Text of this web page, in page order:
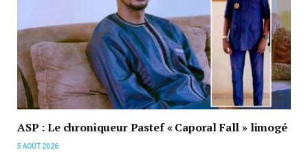
ASP : Le chroniqueur Pastef « Caporal Fall » limogé
5 AOÛT 2026